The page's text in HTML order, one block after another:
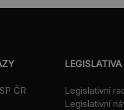
ČR
LEGISLATIVA
Legislativní
Legislativní